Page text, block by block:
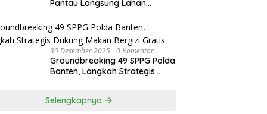
Pantau Langsung Lahan
Pangan Nasional
30 Desember 2025 0 Komentar
Groundbreaking 49 SPPG Polda
Banten, Langkah Strategis
Selengkapnya